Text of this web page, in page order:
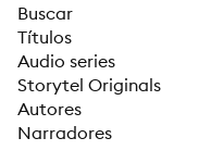
Buscar
Títulos
Audio series
Storytel Originals
Autores
Narradores